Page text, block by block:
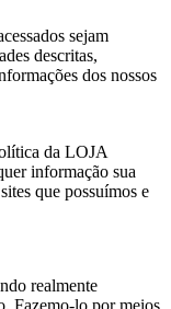
sejam
descritas,
dos nossos
da LOJA
informação sua
que possuímos e
realmente
Fazemo-lo por meios